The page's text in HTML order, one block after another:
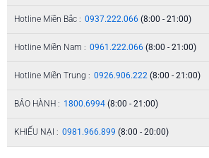
Hotline Miền Bắc : 0937.222.066 (8:00 - 21:00)
Hotline Miền Nam : 0961.222.066 (8:00 - 21:00)
Hotline Miền Trung : 0926.906.222 (8:00 - 21:00)
BẢO HÀNH : 1800.6994 (8:00 - 21:00)
KHIẾU NẠI : 0981.966.899 (8:00 - 20:00)